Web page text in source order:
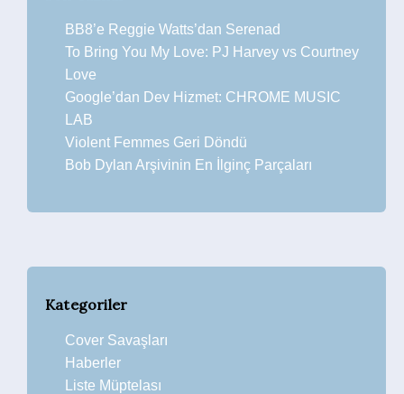
BB8’e Reggie Watts’dan Serenad
To Bring You My Love: PJ Harvey vs Courtney
Love
Google’dan Dev Hizmet: CHROME MUSIC
LAB
Violent Femmes Geri Döndü
Bob Dylan Arşivinin En İlginç Parçaları
Kategoriler
Cover Savaşları
Haberler
Liste Müptelası